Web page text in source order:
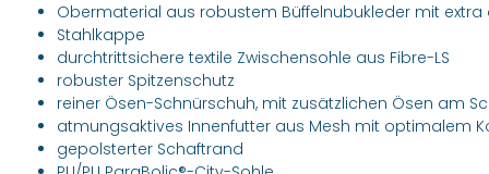
Obermaterial aus robustem Büffelnubukleder mit
Stahlkappe
durchtrittsichere textile Zwischensohle aus Fibre-LS
robuster Spitzenschutz
reiner Ösen-Schnürschuh, mit zusätzlichen Ösen am
atmungsaktives Innenfutter aus Mesh mit optimalem
gepolsterter Schaftrand